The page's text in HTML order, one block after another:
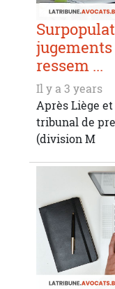
ressem ...
Il y a 3 years
Après Liège
tribunal de
(division M